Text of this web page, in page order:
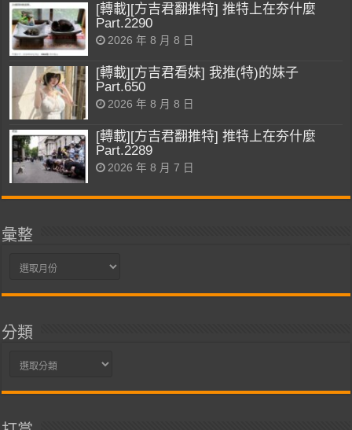
[轉載][方吉君翻推特] 推特上在夯什麼
Part.2290
2026 年 8 月 8 日
[轉載][方吉君看妹] 我推(特)的妹子
Part.650
2026 年 8 月 8 日
[轉載][方吉君翻推特] 推特上在夯什麼
Part.2289
2026 年 8 月 7 日
彙整
彙
分類
分